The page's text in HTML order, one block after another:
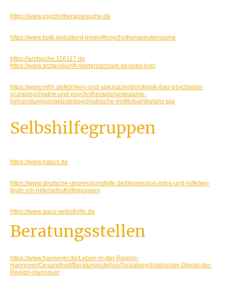
https://www.psychotherapiesuche.de
https://www.bptk.de/patient-innen/#psychotherapeutensuche
https://arztsuche.116117.de
https://www.arztauskunft-niedersachsen.de/ases-kvn/
https://www.mhh.de/kliniken-und-spezialzentren/klinik-fuer-psychiatrie-
sozialpsychiatrie-und-psychotherapie/ambulante-
behandlungsangebote/psychiatrische-institutsambulanz-pia
Selbshilfegruppen
https://www.nakos.de
https://www.deutsche-depressionshilfe.de/depression-infos-und-hilfe/wo-
finde-ich-hilfe/selbsthilfegruppen
https://www.agus-selbsthilfe.de
Beratungsstellen
https://www.hannover.de/Leben-in-der-Region-
Hannover/Gesundheit/Beratungsstellen/Sozialpsychiatrischer-Dienst-der-
Region-Hannover